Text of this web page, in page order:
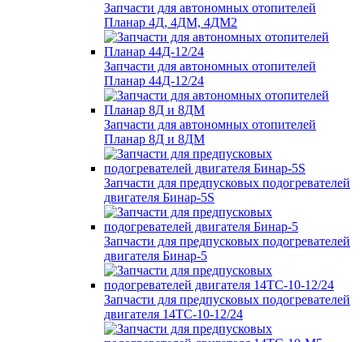
Запчасти для автономных отопителей
Планар 4Д, 4ДМ, 4ДМ2
Запчасти для автономных отопителей
Планар 44Д-12/24
Запчасти для автономных отопителей
Планар 8Д и 8ДМ
Запчасти для предпусковых подогревателей
двигателя Бинар-5S
Запчасти для предпусковых подогревателей
двигателя Бинар-5
Запчасти для предпусковых подогревателей
двигателя 14ТС-10-12/24